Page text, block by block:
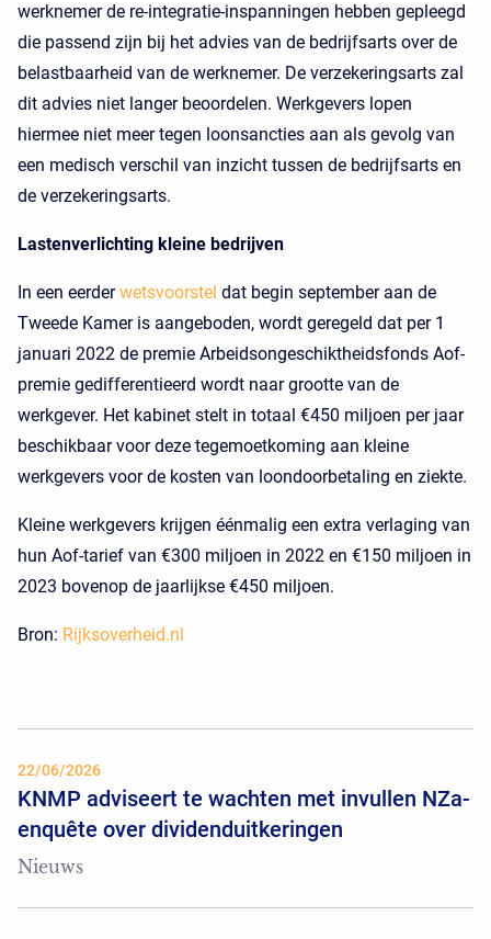
werknemer de re-integratie-inspanningen hebben gepleegd
die passend zijn bij het advies van de bedrijfsarts over de
belastbaarheid van de werknemer. De verzekeringsarts zal
dit advies niet langer beoordelen. Werkgevers lopen
hiermee niet meer tegen loonsancties aan als gevolg van
een medisch verschil van inzicht tussen de bedrijfsarts en
de verzekeringsarts.
Lastenverlichting kleine bedrijven
In een eerderwetsvoorstel dat begin september aan de
Tweede Kamer is aangeboden, wordt geregeld dat per 1
januari 2022 de premie Arbeidsongeschiktheidsfonds Aof-
premie gedifferentieerd wordt naar grootte van de
werkgever. Het kabinet stelt in totaal €450 miljoen per jaar
beschikbaar voor deze tegemoetkoming aan kleine
werkgevers voor de kosten van loondoorbetaling en ziekte.
Kleine werkgevers krijgen éénmalig een extra verlaging van
hun Aof-tarief van €300 miljoen in 2022 en €150 miljoen in
2023 bovenop de jaarlijkse €450 miljoen.
Bron: Rijksoverheid.nl
22/06/2026
KNMP adviseert te wachten met invullen NZa-
enquête over dividenduitkeringen
Nieuws